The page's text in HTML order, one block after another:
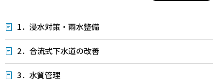
1．浸水対策・雨水整備
2．合流式下水道の改善
3．水質管理